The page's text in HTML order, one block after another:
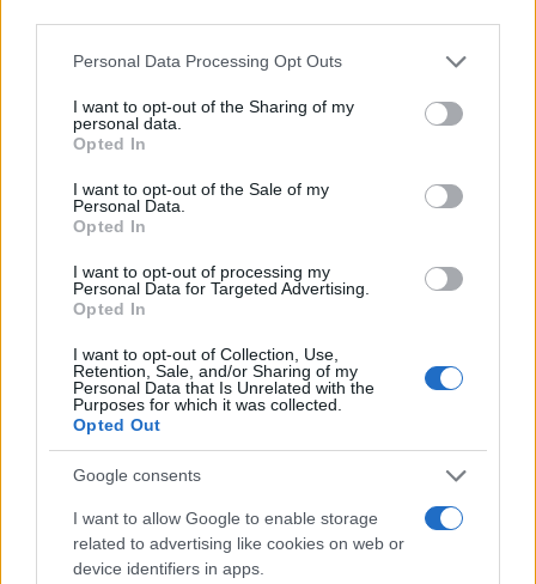
Please note that this website/app uses one or more Google
not limited to your visit or usage behaviour. You may click to
grant or deny consent to Google and its third-party tags to
use your data for below specified purposes in below Google
consent section.
Personal Data Processing Opt Outs
I want to opt-out of the Sharing of my
personal data.
Opted In
I want to opt-out of the Sale of my
Personal Data.
Opted In
I want to opt-out of processing my
Personal Data for Targeted Advertising.
Opted In
I want to opt-out of Collection, Use,
Retention, Sale, and/or Sharing of my
Personal Data that Is Unrelated with the
Purposes for which it was collected.
Opted Out
Google consents
I want to allow Google to enable storage
related to advertising like cookies on web or
device identifiers in apps.
NEWS E ATTUALITÀ
Codacons denuncia: i problemi che affliggono la Sicilia
tra carburanti, spiagge e incendi
Matteo Pellegrino · 25 Lug 2026